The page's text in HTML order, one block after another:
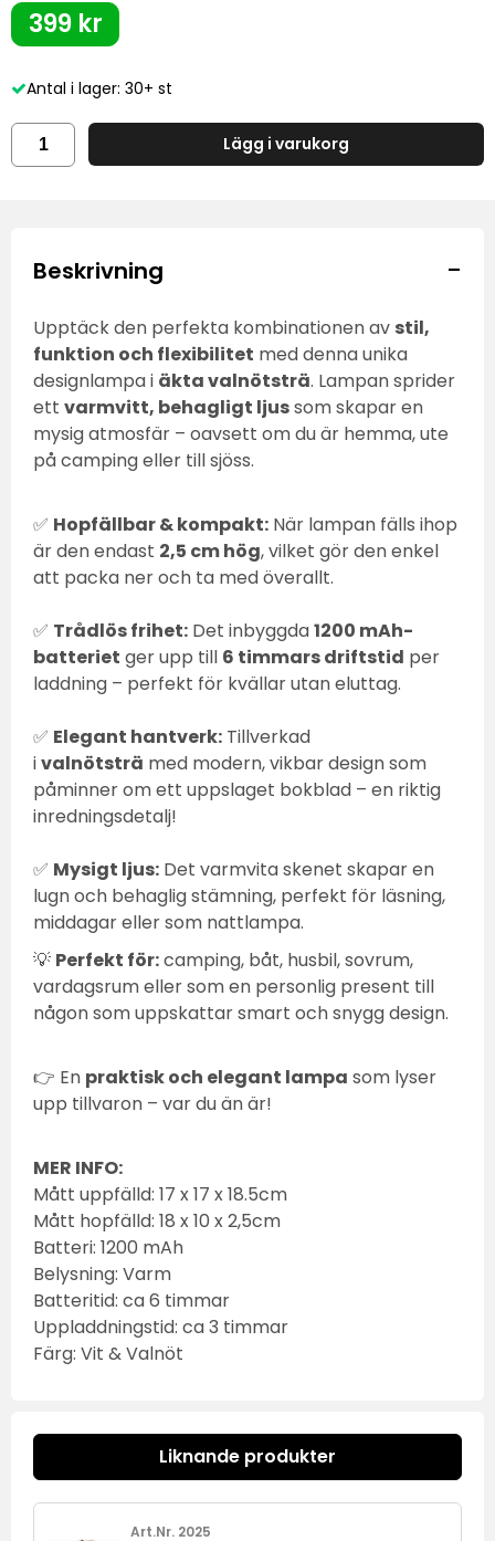
399 kr
Antal i lager: 30+ st
Lägg i varukorg
Beskrivning -
Upptäck den perfekta kombinationen av stil,
funktion och flexibilitet med denna unika
designlampa i äkta valnötsträ. Lampan sprider
ett varmvitt, behagligt ljussom skapar en
mysig atmosfär – oavsett om du är hemma, ute
på camping eller till sjöss.
✅ Hopfällbar & kompakt: När lampan fälls ihop
är den endast 2,5 cm hög, vilket gör den enkel
att packa ner och ta med överallt.
✅ Trådlös frihet: Det inbyggda1200 mAh-
batteriet ger upp till 6 timmars driftstid per
laddning – perfekt för kvällar utan eluttag.
✅ Elegant hantverk: Tillverkad
ivalnötsträ med modern, vikbar design som
påminner om ett uppslaget bokblad – en riktig
inredningsdetalj!
✅ Mysigt ljus: Det varmvita skenet skapar en
lugn och behaglig stämning, perfekt för läsning,
middagar eller som nattlampa.
💡 Perfekt för:camping, båt, husbil, sovrum,
vardagsrum eller som en personlig present till
någon som uppskattar smart och snygg design.
👉 En praktisk och elegant lampa som lyser
upp tillvaron – var du än är!
MER INFO:
Mått uppfälld: 17 x 17 x 18.5cm
Mått hopfälld: 18 x 10 x 2,5cm
Batteri: 1200 mAh
Belysning: Varm
Batteritid: ca 6 timmar
Uppladdningstid: ca 3 timmar
Färg: Vit & Valnöt
Liknande produkter
Art.Nr. 2025